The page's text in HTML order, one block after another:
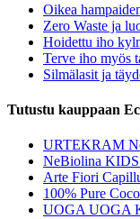
Oikea
Zero Waste ja
Hoidettu iho
Terve iho myös
Silmälasit ja
Tutustu kauppaan
URTEKRAM
NeBiolina KIDS
Arte Fiori
100% Pure
UOGA UOGA